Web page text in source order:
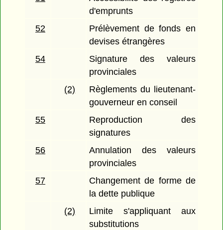
d'emprunts
52
Prélèvement de fonds en
devises étrangères
54
Signature des valeurs
provinciales
(2)
Règlements du lieutenant-
gouverneur en conseil
55
Reproduction des
signatures
56
Annulation des valeurs
provinciales
57
Changement de forme de
la dette publique
(2)
Limite s'appliquant aux
substitutions